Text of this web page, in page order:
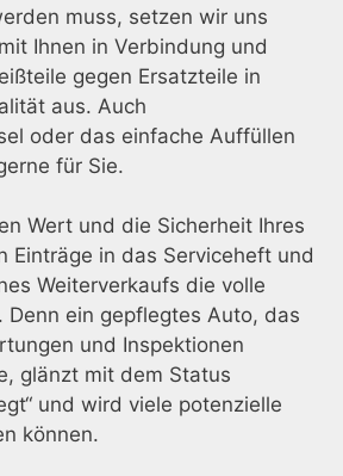
muss, setzen wir uns
Ihnen in Verbindung und
gegen Ersatzteile in
aus. Auch
oder das einfache Auffüllen
für Sie.
Wert und die Sicherheit Ihres
Einträge in das Serviceheft und
Weiterverkaufs die volle
Denn ein gepflegtes Auto, das
und Inspektionen
glänzt mit dem Status
und wird viele potenzielle
können.